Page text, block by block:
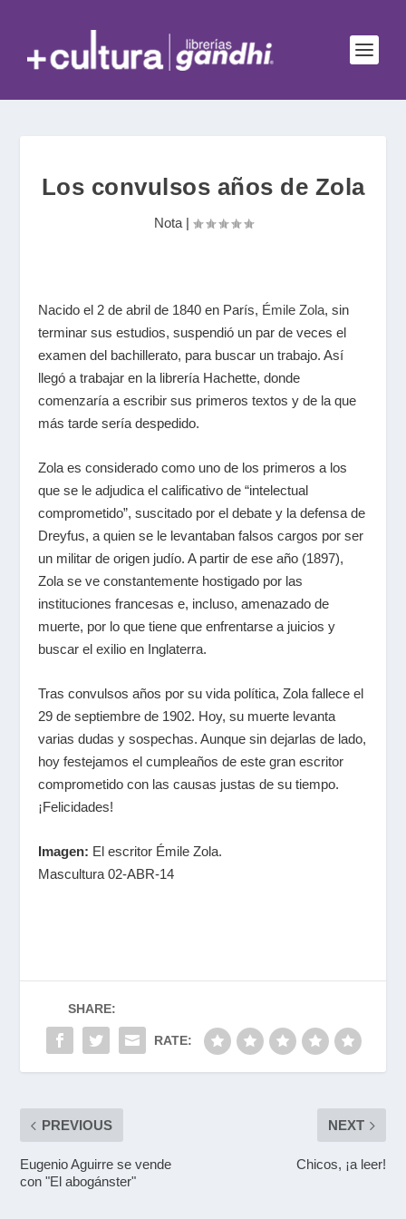
Los convulsos años de Zola
Nota|
Nacido el 2 de abril de 1840 en París, Émile Zola, sin
terminar sus estudios, suspendió un par de veces el
examen del bachillerato, para buscar un trabajo. Así
llegó a trabajar en la librería Hachette, donde
comenzaría a escribir sus primeros textos y de la que
más tarde sería despedido.
Zola es considerado como uno de los primeros a los
que se le adjudica el calificativo de “intelectual
comprometido”, suscitado por el debate y la defensa de
Dreyfus, a quien se le levantaban falsos cargos por ser
un militar de origen judío. A partir de ese año (1897),
Zola se ve constantemente hostigado por las
instituciones francesas e, incluso, amenazado de
muerte, por lo que tiene que enfrentarse a juicios y
buscar el exilio en Inglaterra.
Tras convulsos años por su vida política, Zola fallece el
29 de septiembre de 1902. Hoy, su muerte levanta
varias dudas y sospechas. Aunque sin dejarlas de lado,
hoy festejamos el cumpleaños de este gran escritor
comprometido con las causas justas de su tiempo.
¡Felicidades!
Imagen: El escritor Émile Zola.
Mascultura 02-ABR-14
SHARE:
RATE:
PREVIOUS
Eugenio Aguirre se vende
con "El abogánster"
NEXT
Chicos, ¡a leer!